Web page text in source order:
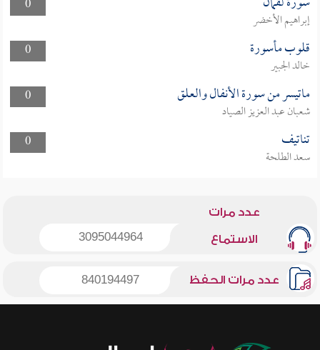
0
إبراهيم الأخضر
0
قلوب مأسورة
خالد الجبير
0
ماتيسر من سورة الأنفال والعلق
شعبان عبد العزيز الصياد
0
تناتيف
سعد الطلحة
عدد مرات
الاستماع 3095044964
عدد مرات الحفظ 840194497